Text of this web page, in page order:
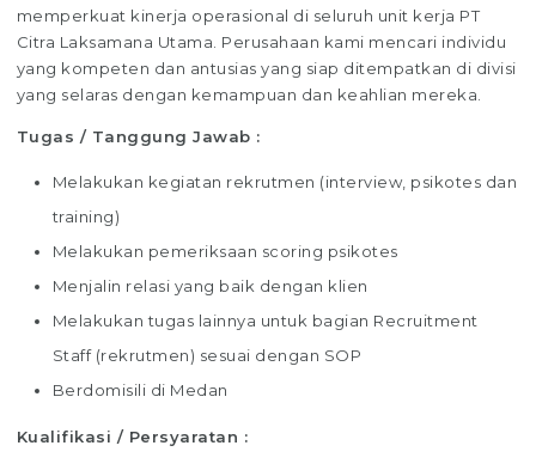
memperkuat kinerja operasional di seluruh unit kerja PT
Citra Laksamana Utama. Perusahaan kami mencari individu
yang kompeten dan antusias yang siap ditempatkan di divisi
yang selaras dengan kemampuan dan keahlian mereka.
Tugas / Tanggung Jawab :
Melakukan kegiatan rekrutmen (interview, psikotes dan
training)
Melakukan pemeriksaan scoring psikotes
Menjalin relasi yang baik dengan klien
Melakukan tugas lainnya untuk bagian Recruitment
Staff (rekrutmen) sesuai dengan SOP
Berdomisili di Medan
Kualifikasi / Persyaratan :